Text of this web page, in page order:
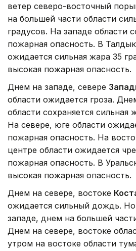
ветер северо-восточный
на большей части области
градусов. На западе области
пожарная опасность. В
ожидается сильная жара 35
высокая пожарная опасность.
Днем на западе, севере
области ожидается гроза.
области сохраняется сильная
На севере, юге области
пожарная опасность. На
центре области ожидается
пожарная опасность. В
высокая пожарная опасность.
Днем на севере, востоке
ожидается сильный дождь.
западе, днем на большей
Днем на севере, востоке
утром на востоке области